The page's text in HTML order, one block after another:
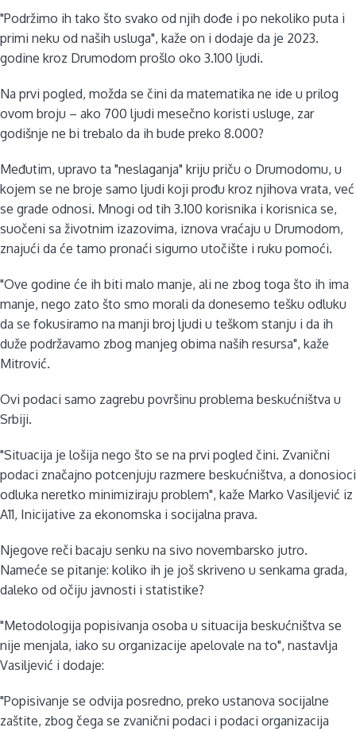
"Podržimo ih tako što svako od njih dođe i po nekoliko puta i
primi neku od naših usluga", kaže on i dodaje da je 2023.
godine kroz Drumodom prošlo oko 3.100 ljudi.
Na prvi pogled, možda se čini da matematika ne ide u prilog
ovom broju – ako 700 ljudi mesečno koristi usluge, zar
godišnje ne bi trebalo da ih bude preko 8.000?
Međutim, upravo ta "neslaganja" kriju priču o Drumodomu, u
kojem se ne broje samo ljudi koji prođu kroz njihova vrata, već
se grade odnosi. Mnogi od tih 3.100 korisnika i korisnica se,
suočeni sa životnim izazovima, iznova vraćaju u Drumodom,
znajući da će tamo pronaći sigurno utočište i ruku pomoći.
"Ove godine će ih biti malo manje, ali ne zbog toga što ih ima
manje, nego zato što smo morali da donesemo tešku odluku
da se fokusiramo na manji broj ljudi u teškom stanju i da ih
duže podržavamo zbog manjeg obima naših resursa", kaže
Mitrović.
Ovi podaci samo zagrebu površinu problema beskućništva u
Srbiji.
"Situacija je lošija nego što se na prvi pogled čini. Zvanični
podaci značajno potcenjuju razmere beskućništva, a donosioci
odluka neretko minimiziraju problem", kaže Marko Vasiljević iz
A11, Inicijative za ekonomska i socijalna prava.
Njegove reči bacaju senku na sivo novembarsko jutro.
Nameće se pitanje: koliko ih je još skriveno u senkama grada,
daleko od očiju javnosti i statistike?
"Metodologija popisivanja osoba u situacija beskućništva se
nije menjala, iako su organizacije apelovale na to", nastavlja
Vasiljević i dodaje:
"Popisivanje se odvija posredno, preko ustanova socijalne
zaštite, zbog čega se zvanični podaci i podaci organizacija